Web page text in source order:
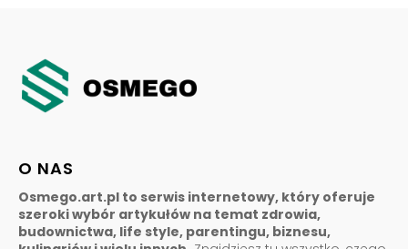
O NAS
Osmego.art.pl to serwis internetowy, który oferuje
szeroki wybór artykułów na temat zdrowia,
budownictwa, life style, parentingu, biznesu,